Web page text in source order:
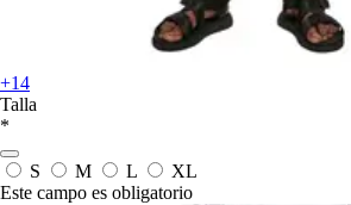
+14
Talla
*
S M L
XL
Este campo es obligatorio